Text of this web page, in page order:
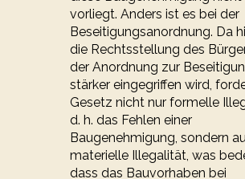
vorliegt. Anders ist es bei der
Beseitigungsanordnung. Da
die Rechts­stel­lung des
der Anordnung zur
stärker eingegriffen wird,
Gesetz nicht nur formelle
d. h. das Fehlen einer
Baugenehmigung, son­dern
materielle Illegalität, was
dass das Bauvorhaben bei